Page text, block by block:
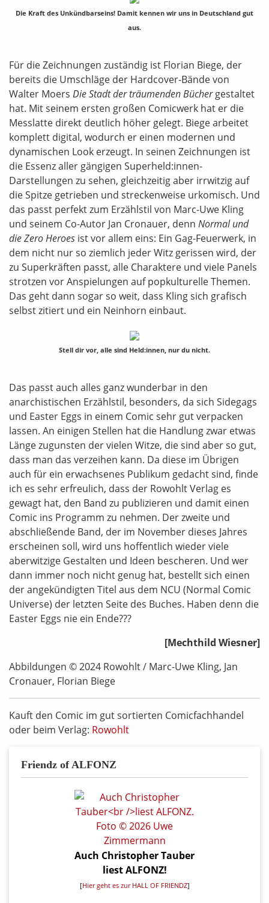
Die Kraft des Unkündbarseins! Damit kennen wir uns in Deutschland gut
aus.
Für die Zeichnungen zuständig ist Florian Biege, der
bereits die Umschläge der Hardcover-Bände von
Walter Moers DieStadt der träumenden Büchergestaltet
hat. Mit seinem ersten großen Comicwerk hat er die
Messlatte direkt deutlich höher gelegt. Biege arbeitet
komplett digital, wodurch er einen modernen und
dynamischen Look erzeugt. In seinen Zeichnungen ist
die Essenz aller gängigen Superheld:innen-
Darstellungen zu sehen, gleichzeitig aber irrwitzig auf
die Spitze getrieben und streckenweise urkomisch. Und
das passt perfekt zum Erzählstil von Marc-Uwe Kling
und seinem Co-Autor Jan Cronauer, denn Normal und
die Zero Heroes ist vor allem eins: Ein Gag-Feuerwerk, in
dem nicht nur so ziemlich jeder Witz gerissen wird, der
zu Superkräften passt, alle Charaktere und viele Panels
strotzen vor Anspielungen auf popkulturelle Themen.
Das geht dann sogar so weit, dass Kling sich grafisch
selbst zitiert und ein Neinhorn einbaut.
Stell dir vor, alle sind Held:innen, nur du nicht.
Das passt auch alles ganz wunderbar in den
anarchistischen Erzählstil, besonders, da sich Sidegags
und Easter Eggs in einem Comic sehr gut verpacken
lassen. An einigen Stellen hat die Handlung zwar etwas
Länge zugunsten der vielen Witze, die sind aber so gut,
dass man das verzeihen kann. Da diese im Übrigen
auch für ein erwachsenes Publikum gedacht sind, finde
ich es sehr erfreulich, dass der Rowohlt Verlag es
gewagt hat, den Band zu publizieren und damit einen
Comic ins Programm zu nehmen. Der zweite und
abschließende Band, der im November dieses Jahres
erscheinen soll, wird uns hoffentlich wieder viele
aberwitzige Gestalten und Ideen bescheren. Und wer
dann immer noch nicht genug hat, bestellt sich einen
der angekündigten Titel aus dem NCU (Normal Comic
Universe) der letzten Seite des Buches. Haben denn die
Easter Eggs nie ein Ende???
[Mechthild Wiesner]
Abbildungen © 2024 Rowohlt / Marc-Uwe Kling, Jan
Cronauer, Florian Biege
Kauft den Comic im gut sortierten Comicfachhandel
oder beim Verlag: Rowohlt
Friendz of ALFONZ
Auch Christopher Tauber
liest ALFONZ!
[Hier geht es zur HALL OF FRIENDZ]